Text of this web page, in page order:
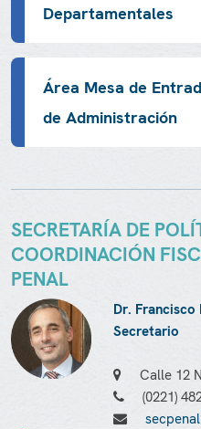
Departamentales
Área Mesa de
de Administración
SECRETARÍA DE
COORDINACIÓN
PENAL
Dr. Francisco
Secretario
Calle 12
(0221)